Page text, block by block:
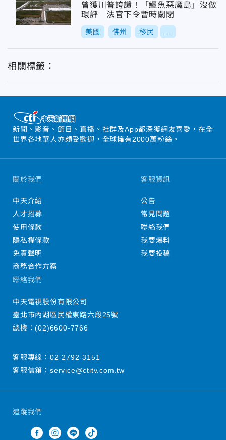
曾獲川普誇讚！「鱷魚惡魔島」沒做
環評 法官下令暫時關閉
美國 佛州 移民
相關標籤：
新聞、影音、節目、直播、社群及App都深獲網友喜愛，在全
世界各地華人亦頗受歡迎，全球擁有2000萬粉絲。
追蹤我們
關於我們
中天介紹
人才招募
使用條款
隱私權條款
免責聲明
商務合作方案
客服資訊
公告
常見問題
聯絡我們
我要爆料
我要投稿
聯絡我們
中天電視股份有限公司
臺北市內湖區民權東路六段25號
總機：(02)6600-7766
客服專線： 02-2792-3151
客服信箱： service@ctitv.com.tw